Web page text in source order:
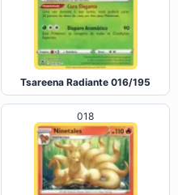
Tsareena Radiante 016/195
018